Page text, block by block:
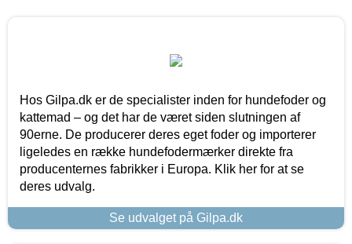
Hos Gilpa.dk er de specialister inden for hundefoder og
kattemad – og det har de været siden slutningen af
90erne. De producerer deres eget foder og importerer
ligeledes en række hundefodermærker direkte fra
producenternes fabrikker i Europa. Klik her for at se
deres udvalg.
Se udvalget på Gilpa.dk